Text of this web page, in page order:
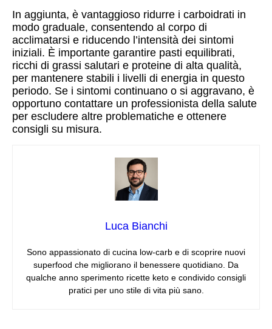
In aggiunta, è vantaggioso ridurre i carboidrati in
modo graduale, consentendo al corpo di
acclimatarsi e riducendo l’intensità dei sintomi
iniziali. È importante garantire pasti equilibrati,
ricchi di grassi salutari e proteine di alta qualità,
per mantenere stabili i livelli di energia in questo
periodo. Se i sintomi continuano o si aggravano, è
opportuno contattare un professionista della salute
per escludere altre problematiche e ottenere
consigli su misura.
Luca Bianchi
Sono appassionato di cucina low‑carb e di scoprire nuovi
superfood che migliorano il benessere quotidiano. Da
qualche anno sperimento ricette keto e condivido consigli
pratici per uno stile di vita più sano.